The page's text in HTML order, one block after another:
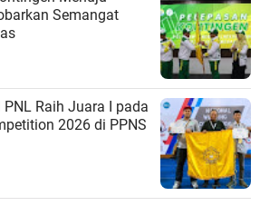
Semangat
Raih Juara I pada
2026 di PPNS